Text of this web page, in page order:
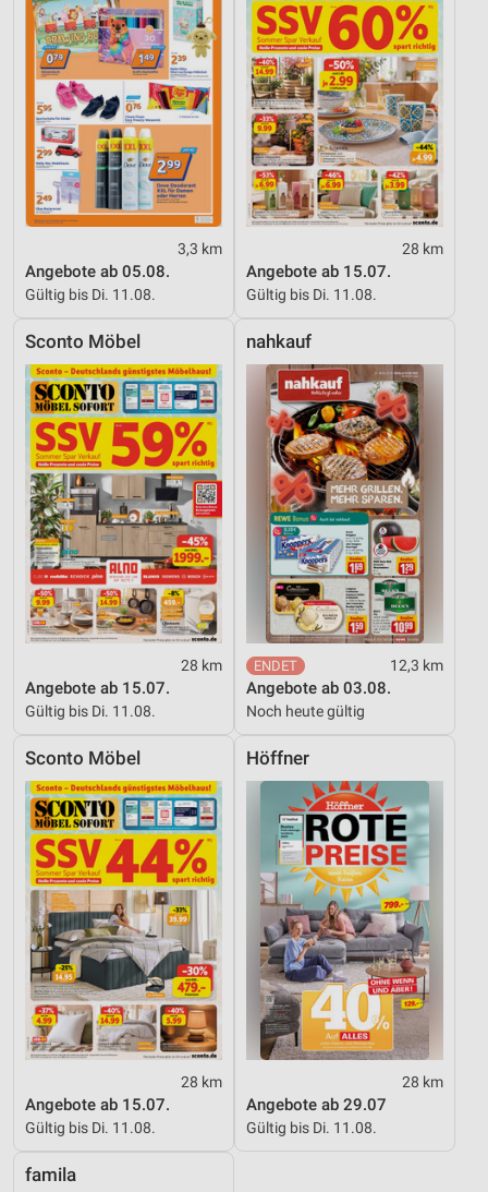
3,3 km
Angebote ab 05.08.
Gültig bis Di. 11.08.
28 km
Angebote ab 15.07.
Gültig bis Di. 11.08.
Sconto Möbel
28 km
Angebote ab 15.07.
Gültig bis Di. 11.08.
nahkauf
12,3 km
Angebote ab 03.08.
Noch heute gültig
Sconto Möbel
28 km
Angebote ab 15.07.
Gültig bis Di. 11.08.
Höffner
28 km
Angebote ab 29.07
Gültig bis Di. 11.08.
famila